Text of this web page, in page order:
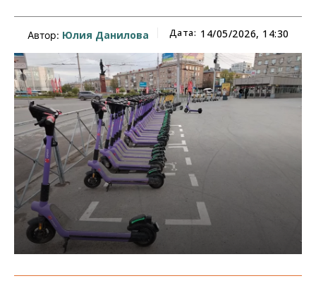
Автор: Юлия Данилова Дата: 14/05/2026, 14:30